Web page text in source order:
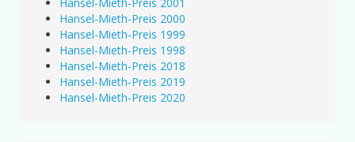
Hansel-Mieth-Preis 2000
Hansel-Mieth-Preis 1999
Hansel-Mieth-Preis 1998
Hansel-Mieth-Preis 2018
Hansel-Mieth-Preis 2019
Hansel-Mieth-Preis 2020